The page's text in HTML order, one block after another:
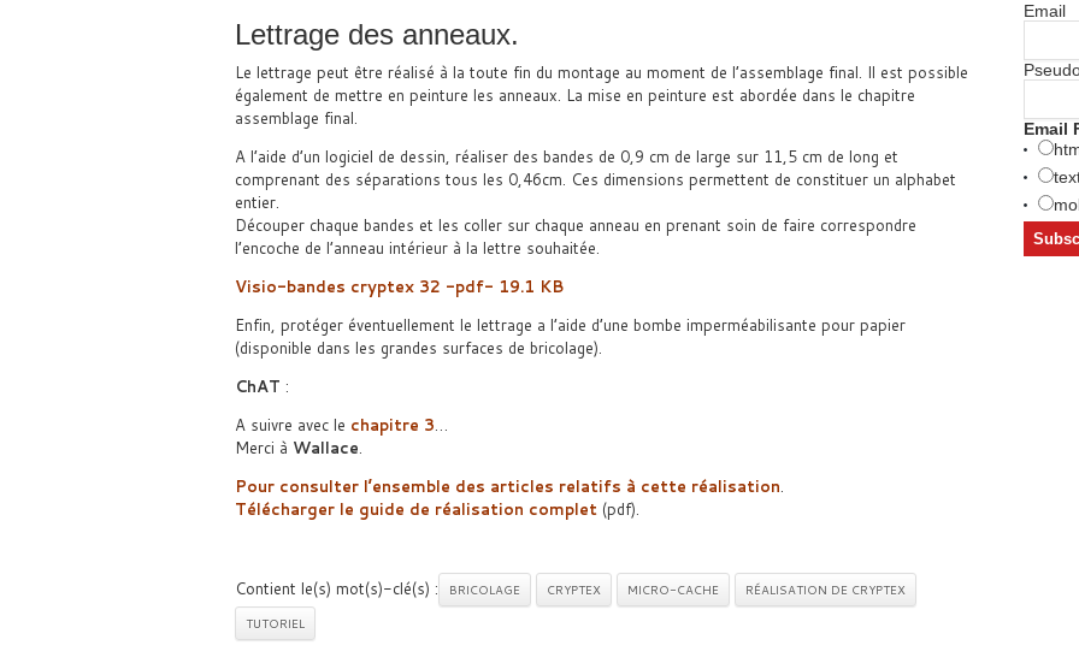
Lettrage des anneaux.
Le lettrage peut être réalisé à la toute fin du montage au moment de l’assemblage final. Il est possible
également de mettre en peinture les anneaux. La mise en peinture est abordée dans le chapitre
assemblage final.
A l’aide d’un logiciel de dessin, réaliser des bandes de 0,9 cm de large sur 11,5 cm de long et
comprenant des séparations tous les 0,46cm. Ces dimensions permettent de constituer un alphabet
entier.
Découper chaque bandes et les coller sur chaque anneau en prenant soin de faire correspondre
l’encoche de l’anneau intérieur à la lettre souhaitée.
Visio-bandes cryptex 32 -pdf- 19.1 KB
Enfin, protéger éventuellement le lettrage a l’aide d’une bombe imperméabilisante pour papier
(disponible dans les grandes surfaces de bricolage).
ChAT :
A suivre avec le chapitre 3…
Merci à Wallace.
Pour consulter l’ensemble des articles relatifs à cette réalisation.
Télécharger le guide de réalisation complet(pdf).
Contient le(s) mot(s)-clé(s) : BRICOLAGE CRYPTEX MICRO-CACHE
RÉALISATION DE CRYPTEX
TUTORIEL
Email
Email